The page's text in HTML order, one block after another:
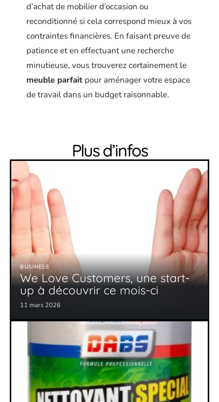
d’achat de mobilier d’occasion ou
reconditionné si cela correspond mieux à vos
contraintes financières. En faisant preuve de
patience et en effectuant une recherche
minutieuse, vous trouverez certainement le
meuble parfait pour aménager votre espace
de travail dans un budget raisonnable.
Plus d’infos
BUSINESS
We Love Customers, une start-
up à découvrir ce mois-ci
11 mars 2026